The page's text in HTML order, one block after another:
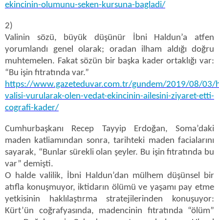
ekincinin-olumunu-seken-kursuna-bagladi/
2)
Valinin sözü, büyük düşünür İbni Haldun’a atfen
yorumlandı genel olarak; oradan ilham aldığı doğru
muhtemelen. Fakat sözün bir başka kader ortaklığı var:
“Bu işin fıtratında var.”
https://www.gazeteduvar.com.tr/gundem/2019/08/03/
valisi-vurularak-olen-vedat-ekincinin-ailesini-ziyaret-etti-
cografi-kader/
Cumhurbaşkanı Recep Tayyip Erdoğan, Soma’daki
maden katliamından sonra, tarihteki maden facialarını
sayarak, “Bunlar sürekli olan şeyler. Bu işin fıtratında bu
var” demişti.
O halde valilik, İbni Haldun’dan mülhem düşünsel bir
atıfla konuşmuyor, iktidarın ölümü ve yaşamı pay etme
yetkisinin haklılaştırma stratejilerinden konuşuyor:
Kürt’ün coğrafyasında, madencinin fıtratında “ölüm”